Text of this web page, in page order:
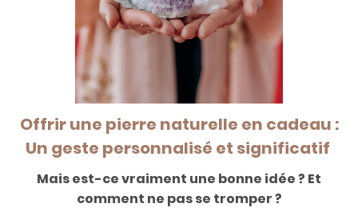
Offrir une pierre naturelle en cadeau :
Un geste personnalisé et significatif
Mais est-ce vraiment une bonne idée ? Et
comment ne pas se tromper ?